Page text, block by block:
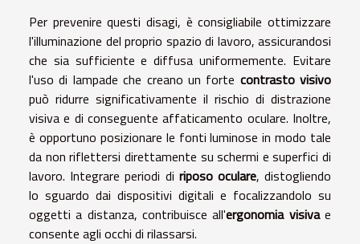
Per prevenire questi disagi, è consigliabile ottimizzare
l'illuminazione del proprio spazio di lavoro, assicurandosi
che sia sufficiente e diffusa uniformemente. Evitare
l'uso di lampade che creano un forte contrasto visivo
può ridurre significativamente il rischio di distrazione
visiva e di conseguente affaticamento oculare. Inoltre,
è opportuno posizionare le fonti luminose in modo tale
da non riflettersi direttamente su schermi e superfici di
lavoro. Integrare periodi di riposo oculare, distogliendo
lo sguardo dai dispositivi digitali e focalizzandolo su
oggetti a distanza, contribuisce all'ergonomia visivae
consente agli occhi di rilassarsi.